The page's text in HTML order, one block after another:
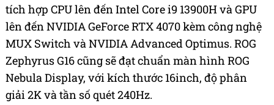
tích hợp CPU lên đến Intel Core i9 13900H và GPU
lên đến NVIDIA GeForce RTX 4070 kèm công nghệ
MUX Switch và NVIDIA Advanced Optimus. ROG
Zephyrus G16 cũng sẽ đạt chuẩn màn hình ROG
Nebula Display, với kích thước 16inch, độ phân
giải 2K và tần số quét 240Hz.